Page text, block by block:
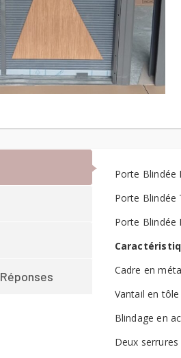
Porte Blindée
Porte Blindée
Porte Blindée
Cadre en
Vantail en
Blindage en
Deux